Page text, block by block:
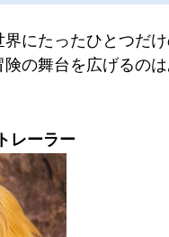
にたったひとつだ
の舞台を広げるの
レーラー